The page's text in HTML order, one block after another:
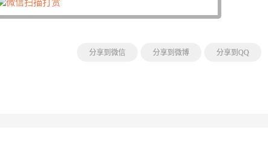
分享到微信 分享到微博 分享到QQ